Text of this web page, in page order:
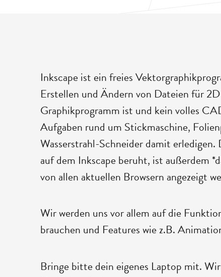
Inkscape ist ein freies
Erstellen und Ändern von Dateien für
Graphikprogramm ist und kein volles
Aufgaben rund um Stickmaschine,
Wasserstrahl-Schneider damit
auf dem Inkscape beruht, ist außerdem
von allen aktuellen Browsern angezeigt
Wir werden uns vor allem auf die
brauchen und Features wie z.B.
Bringe bitte dein eigenes Laptop mit.